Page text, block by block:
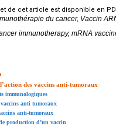
de cet article est disponible en
du cancer, Vaccin
immunotherapy, mRNA
des vaccins anti-tumoraux
immunologiques
anti tumoraux
anti-tumoraux
production d’un vaccin